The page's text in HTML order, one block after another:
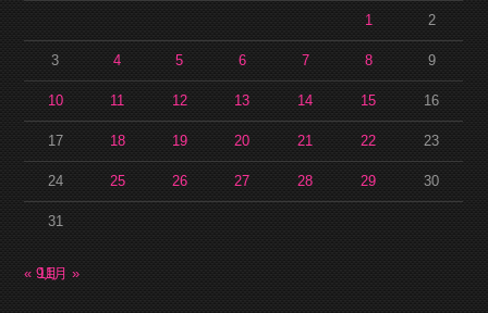
1 2
3 4 5 6 7 8 9
10 11 12 13 14 15 16
17 18 19 20 21 22 23
24 25 26 27 28 29 30
31
« 9月
11月 »